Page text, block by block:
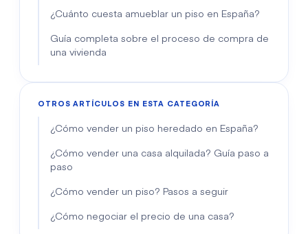
¿Cuánto cuesta amueblar un piso en España?
Guía completa sobre el proceso de compra de
una vivienda
OTROS ARTÍCULOS EN ESTA CATEGORÍA
¿Cómo vender un piso heredado en España?
¿Cómo vender una casa alquilada? Guía paso a
paso
¿Cómo vender un piso? Pasos a seguir
¿Cómo negociar el precio de una casa?